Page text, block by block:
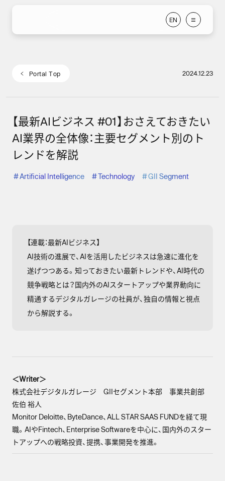
EN
EN
【最新AIビジネス #01】おさえておきたい
AI業界の全体像：主要セグメント別のト
レンドを解説
#Artificial Intelligence #Technology #GII Segment
Portal Top
2024.12.23
【連載：最新AIビジネス】
AI技術の進展で、AIを活用したビジネスは急速に進化を
遂げつつある。知っておきたい最新トレンドや、AI時代の
競争戦略とは？国内外のAIスタートアップや業界動向に
精通するデジタルガレージの社員が、独自の情報と視点
から解説する。
＜Writer＞
株式会社デジタルガレージ GIIセグメント本部 事業共創部
佐伯 裕人
Monitor Deloitte、ByteDance、ALL STAR SAAS FUNDを経て現
職。AIやFintech、Enterprise Softwareを中心に、国内外のスター
トアップへの戦略投資、提携、事業開発を推進。